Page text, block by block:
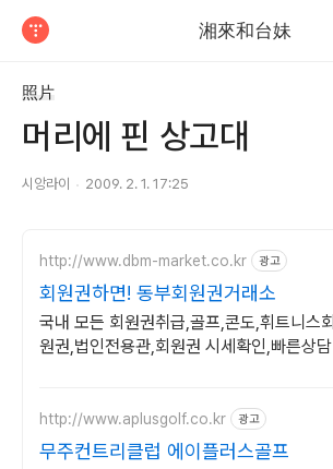
湘來和台妹
照片
머리에 핀 상고대
시앙라이 2009. 2. 1. 17:25
http://www.dbm-market.co.kr 광고
회원권하면! 동부회원권거래소
국내 모든 회원권취급,골프,콘도,휘트니스회
원권,법인전용관,회원권 시세확인,빠른상담
http://www.aplusgolf.co.kr 광고
무주컨트리클럽 에이플러스골프